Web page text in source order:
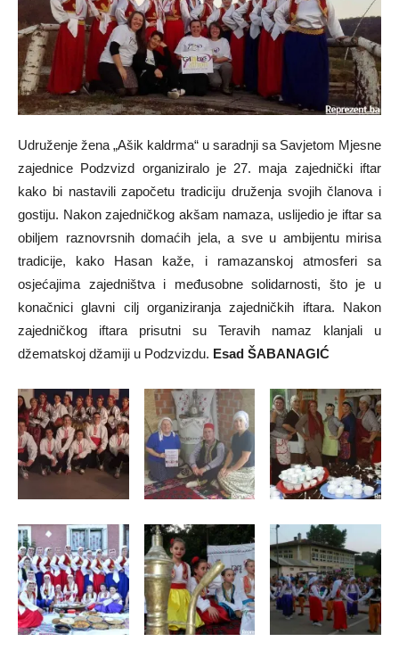
Udruženje žena „Ašik kaldrma“ u saradnji sa Savjetom Mjesne
zajednice Podzvizd organiziralo je 27. maja zajednički iftar
kako bi nastavili započetu tradiciju druženja svojih članova i
gostiju. Nakon zajedničkog akšam namaza, uslijedio je iftar sa
obiljem raznovrsnih domaćih jela, a sve u ambijentu mirisa
tradicije, kako Hasan kaže, i ramazanskoj atmosferi sa
osjećajima zajedništva i međusobne solidarnosti, što je u
konačnici glavni cilj organiziranja zajedničkih iftara. Nakon
zajedničkog iftara prisutni su Teravih namaz klanjali u
džematskoj džamiji u Podzvizdu. Esad ŠABANAGIĆ